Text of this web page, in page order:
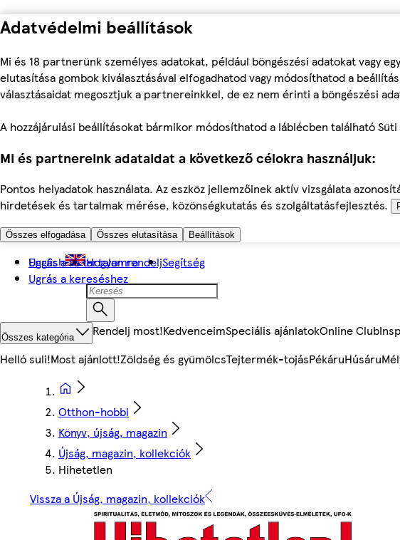
Adatvédelmi beállítások
Mi és 18 partnerünk személyes adatokat, például böngészési adatokat vagy
elutasítása gombok kiválasztásával elfogadhatod vagy módosíthatod a
választásaidat megosztjuk a partnereinkkel, de ez nem érinti a böngészési
A hozzájárulási beállításokat bármikor módosíthatod a láblécben található
Mi és partnereink adataidat a következő célokra használjuk:
Pontos helyadatok használata. Az eszköz jellemzőinek aktív vizsgálata
hirdetések és tartalmak mérése, közönségkutatás és szolgáltatásfejlesztés.
Összes elfogadása Összes elutasítása Beállítások
Ugrás a fő tartalomra
Ugrás a kereséshez
English Hogyan rendeljSegítség
Összes kategória Rendelj most!KedvenceimSpeciális ajánlatokOnline Club
Helló suli!Most ajánlott!Zöldség és gyümölcsTejtermék-tojásPékáruHúsáru
Otthon-hobbi
Könyv, újság, magazin
Újság, magazin, kollekciók
Hihetetlen
Vissza a Újság, magazin, kollekciók